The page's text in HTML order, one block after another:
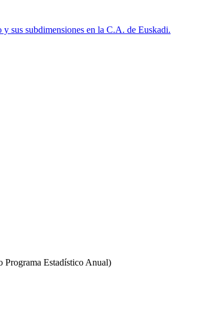
sus subdimensiones en la C.A. de Euskadi.
Programa Estadístico Anual)